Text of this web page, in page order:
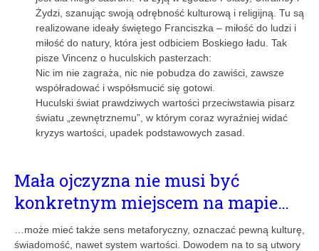
Żydzi, szanując swoją odrębność kulturową i religijną. Tu są
realizowane ideały świętego Franciszka – miłość do ludzi i
miłość do natury, która jest odbiciem Boskiego ładu. Tak
pisze Vincenz o huculskich pasterzach:
Nic im nie zagraża, nic nie pobudza do zawiści, zawsze
współradować i współsmucić się gotowi.
Huculski świat prawdziwych wartości przeciwstawia pisarz
światu „zewnętrznemu”, w którym coraz wyraźniej widać
kryzys wartości, upadek podstawowych zasad.
Mała ojczyzna nie musi być
konkretnym miejscem na mapie…
…może mieć także sens metaforyczny, oznaczać pewną kulturę,
świadomość, nawet system wartości. Dowodem na to są utwory